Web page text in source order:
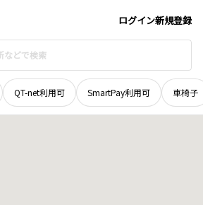
ログイン新規登録
QT-net利用可 SmartPay利用可 車椅子